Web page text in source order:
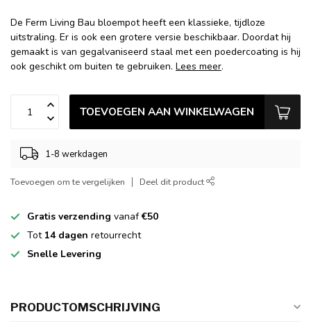
De Ferm Living Bau bloempot heeft een klassieke, tijdloze
uitstraling. Er is ook een grotere versie beschikbaar. Doordat hij
gemaakt is van gegalvaniseerd staal met een poedercoating is hij
ook geschikt om buiten te gebruiken. Lees meer.
TOEVOEGEN AAN WINKELWAGEN
1-8 werkdagen
Toevoegen om te vergelijken Deel dit product
Gratis verzending vanaf€50
Tot 14 dagen retourrecht
Snelle Levering
PRODUCTOMSCHRIJVING